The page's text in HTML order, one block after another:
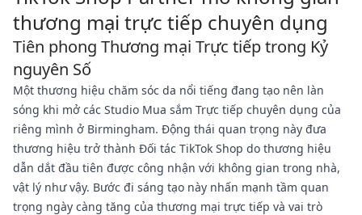
thương mại trực tiếp chuyên dụng
Tiên phong Thương mại Trực tiếp trong Kỷ
nguyên Số
Một thương hiệu chăm sóc da nổi tiếng đang tạo nên làn
sóng khi mở các Studio Mua sắm Trực tiếp chuyên dụng của
riêng mình ở Birmingham. Động thái quan trọng này đưa
thương hiệu trở thành Đối tác TikTok Shop do thương hiệu
dẫn dắt đầu tiên được công nhận với không gian trong nhà,
vật lý như vậy. Bước đi sáng tạo này nhấn mạnh tầm quan
trọng ngày càng tăng của thương mại trực tiếp và vai trò